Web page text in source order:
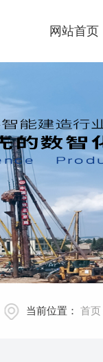
网站首页
当前位置： 首页